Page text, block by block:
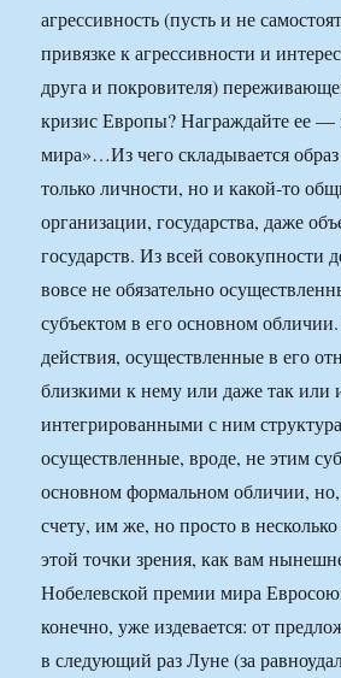
агрессивность (пусть и не
привязке к агрессивности и
друга и покровителя)
кризис Европы? Награждайте ее —
мира»…Из чего складывается
только личности, но и какой-то
организации, государства, даже
государств. Из всей совокупности
вовсе не обязательно
субъектом в его основном
действия, осуществленные в его
близкими к нему или даже так или
интегрированными с ним
осуществленные, вроде, не этим
основном формальном обличии,
счету, им же, но просто в
этой точки зрения, как вам
Нобелевской премии мира
конечно, уже издевается: от
в следующий раз Луне (за